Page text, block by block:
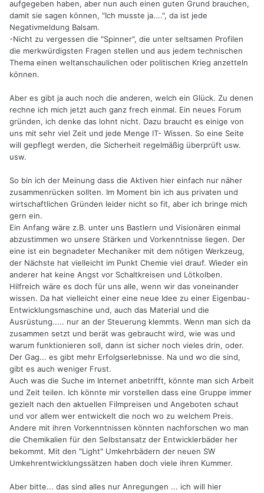
aufgegeben haben, aber nun auch einen guten Grund brauchen,
damit sie sagen können, "Ich musste ja....", da ist jede
Negativmeldung Balsam.
-Nicht zu vergessen die "Spinner", die unter seltsamen Profilen
die merkwürdigsten Fragen stellen und aus jedem technischen
Thema einen weltanschaulichen oder politischen Krieg anzetteln
können.
Aber es gibt ja auch noch die anderen, welch ein Glück. Zu denen
rechne ich mich jetzt auch ganz frech einmal. Ein neues Forum
gründen, ich denke das lohnt nicht. Dazu braucht es einige von
uns mit sehr viel Zeit und jede Menge IT- Wissen. So eine Seite
will gepflegt werden, die Sicherheit regelmäßig überprüft usw.
usw.
So bin ich der Meinung dass die Aktiven hier einfach nur näher
zusammenrücken sollten. Im Moment bin ich aus privaten und
wirtschaftlichen Gründen leider nicht so fit, aber ich bringe mich
gern ein.
Ein Anfang wäre z.B. unter uns Bastlern und Visionären einmal
abzustimmen wo unsere Stärken und Vorkenntnisse liegen. Der
eine ist ein begnadeter Mechaniker mit dem nötigen Werkzeug,
der Nächste hat vielleicht im Punkt Chemie viel drauf. Wieder ein
anderer hat keine Angst vor Schaltkreisen und Lötkolben.
Hilfreich wäre es doch für uns alle, wenn wir das voneinander
wissen. Da hat vielleicht einer eine neue Idee zu einer Eigenbau-
Entwicklungsmaschine und, auch das Material und die
Ausrüstung..... nur an der Steuerung klemmts. Wenn man sich da
zusammen setzt und berät was gebraucht wird, wie was und
warum funktionieren soll, dann ist sicher noch vieles drin, oder.
Der Gag... es gibt mehr Erfolgserlebnisse. Na und wo die sind,
gibt es auch weniger Frust.
Auch was die Suche im Internet anbetrifft, könnte man sich Arbeit
und Zeit teilen. Ich könnte mir vorstellen dass eine Gruppe immer
gezielt nach den aktuellen Filmpreisen und Angeboten schaut
und vor allem wer entwickelt die noch wo zu welchem Preis.
Andere mit ihren Vorkenntnissen könnten nachforschen wo man
die Chemikalien für den Selbstansatz der Entwicklerbäder her
bekommt. Mit den "Light" Umkehrbädern der neuen SW
Umkehrentwicklungssätzen haben doch viele ihren Kummer.
Aber bitte... das sind alles nur Anregungen ... ich will hier